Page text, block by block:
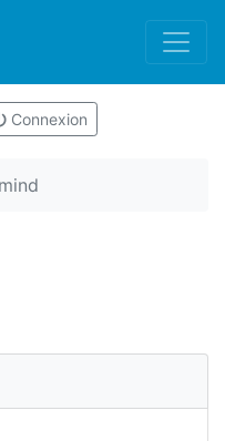
Connexion